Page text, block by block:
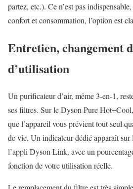
partez, etc.). Ce n’est pas
confort et consommation, l’option est
Entretien, changement
d’utilisation
Un purificateur d’air, même 3-en-1,
ses filtres. Sur le Dyson Pure
que l’appareil vous prévient tout seul
de vie. Un indicateur dédié apparaît sur
l’appli Dyson Link, avec un
fonction de votre utilisation réelle.